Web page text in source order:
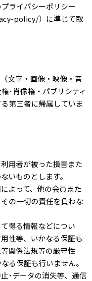
ライバシーポリシー
policy/）に準じて取
文字・画像・映像・音
･肖像権・パブリシティ
第三者に帰属していま
用者が被った損害また
いものとします。
よって、他の会員また
の一切の責任を負わな
得る情報などについ
性等、いかなる保証も
関係法規等の厳守性
る保証も行いません。
･データの消失等、通信